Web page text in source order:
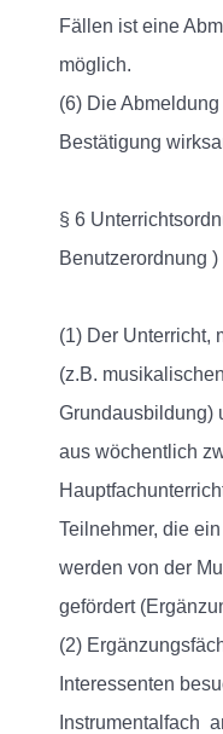
Fällen ist eine
möglich.
(6) Die
Bestätigung
§ 6
Benutzerordnung )
(1) Der Unterricht,
(z.B.
Grundausbildung)
aus wöchentlich
Teilnehmer, die
werden von der
gefördert
(2)
Interessenten
Instrumentalfach